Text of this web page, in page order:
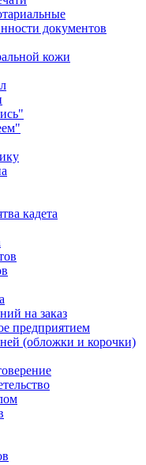
документов
кожи
кадета
на заказ
предприятием
(обложки и корочки)